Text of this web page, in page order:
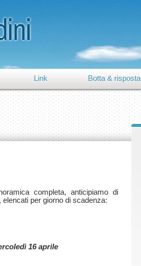
Botta & risposta
Link
completa, anticipiamo di
16 aprile